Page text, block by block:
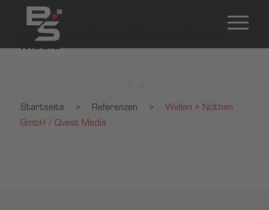
Wellen + Nöthen GmbH / Qvest
Media
Startseite > Referenzen >
Wellen + Nöthen
GmbH / Qvest Media